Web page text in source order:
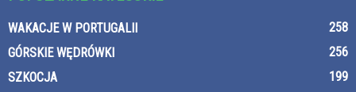
WAKACJE W PORTUGALII
258
GÓRSKIE WĘDRÓWKI
256
SZKOCJA
199